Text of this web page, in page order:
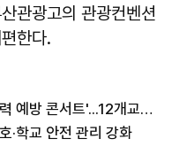
관광고의 관광컨벤션
한다.
부산시교육청, '찾아가는 학교폭력 예방 콘서트'...12개교서 운영
·학교 안전 관리 강화